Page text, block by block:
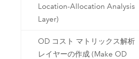
Location-Allocation Analysis
Layer)
OD コスト マトリックス解析
レイヤーの作成 (Make OD